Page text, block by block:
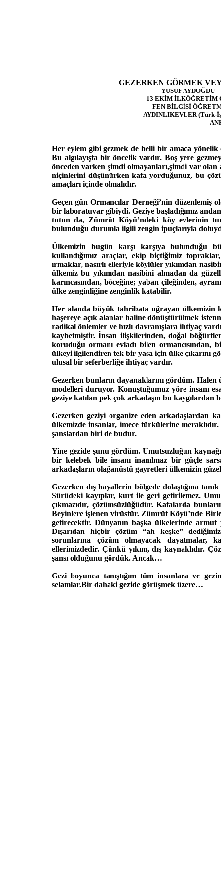
GEZERKEN GÖRMEK VEYA
YUSUF AYDOĞDU
13 EKİM İLKÖĞRETİM
FEN BİLGİSİ
AYDINLIKEVLER (Türk-İş
Her eylem gibi gezmek de belli bir amaca yönelik
Bu algılayışta bir öncelik vardır. Boş yere
önceden varken şimdi olmayanları,şimdi var olan
niçinlerini düşünürken kafa yorduğunuz, bu
amaçları içinde olmalıdır.
Geçen gün Ormancılar Derneği’nin düzenlemiş
bir laboratuvar gibiydi. Geziye başladığımız
tutun da, Zümrüt Köyü’ndeki köy evlerinin
bulunduğu durumla ilgili zengin ipuçlarıyla
Ülkemizin bugün karşı karşıya bulunduğu
kullandığımız araçlar, ekip biçtiğimiz
ırmaklar, nasırlı elleriyle köylüler yıkımdan
ülkemiz bu yıkımdan nasibini almadan da
karıncasından, böceğine; yaban çileğinden,
ülke zenginliğine zenginlik katabilir.
Her alanda büyük tahribata uğrayan ülkemizin
haşereye açık alanlar haline dönüştürülmek
radikal önlemler ve hızlı davranışlara ihtiyaç
kaybetmiştir. İnsan ilişkilerinden, doğal
koruduğu ormanı evladı bilen
ülkeyi ilgilendiren tek bir yasa için ülke çıkarını
ulusal bir seferberliğe ihtiyaç vardır.
Gezerken bunların dayanaklarını gördüm.
modelleri duruyor. Konuştuğumuz yöre insanı
geziye katılan pek çok arkadaşın bu kaygılardan
Gezerken geziyi organize eden arkadaşlardan
ülkemizde insanlar, imece türkülerine meraklıdır.
şanslardan biri de budur.
Yine gezide şunu gördüm. Umutsuzluğun
bir kelebek bile insanı inanılmaz bir güçle
arkadaşların olağanüstü gayretleri ülkemizin
Gezerken dış hayallerin bölgede dolaştığına
Sürüdeki kayıplar, kurt ile geri getirilemez.
çıkmazıdır, çözümsüzlüğüdür. Kafalarda
Beyinlere işlenen virüstür. Zümrüt Köyü’nde
getirecektir. Dünyanın başka ülkelerinde
Dışarıdan hiçbir çözüm “ah keşke”
sorunlarına çözüm olmayacak dayatmalar,
ellerimizdedir. Çünkü yıkım, dış kaynaklıdır.
şansı olduğunu gördük. Ancak…
Gezi boyunca tanıştığım tüm insanlara ve
selamlar.Bir dahaki gezide görüşmek üzere…